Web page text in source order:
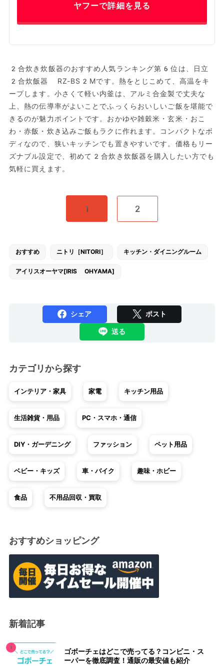
ヤフーで詳細を見る
2合炊き炊飯器のおすすめ人気ランキング第6位は、日立
2合炊飯器 RZ-BS2Mです。熱をとじこめて、高温をキ
ープします。小さくて軽い内釜は、アルミ合金製で丈夫な
上、熱の伝導率がよいことでふっくらおいしいご飯を堪能で
きるのが魅力ポイントです。おかゆや雑穀米・玄米・おこ
わ・赤飯・炊き込みご飯もラクに作れます。コンパクトなボ
ディなので、狭いキッチンでも置きやすいです。価格もリー
ズナブル設定で、初めて2合炊き炊飯器を購入したい方でも
気軽に買えます。
1 2
おすすめ ニトリ［NITORI］ キッチン・ダイニングルーム
アイリスオーヤマ[IRIS OHYAMA]
シェア ポスト
送る
カテゴリから探す
インテリア・家具 家電 キッチン用品
生活雑貨・用品 PC・スマホ・通信
DIY・ガーデニング ファッション ペット用品
ベビー・キッズ 車・バイク 趣味・ホビー
食品 不用品回収・買取
おすすめショッピング
新着記事
ゴボーチェはどこで売ってる？コンビニ・ス
ーパーを徹底調査！通販の最安値も紹介